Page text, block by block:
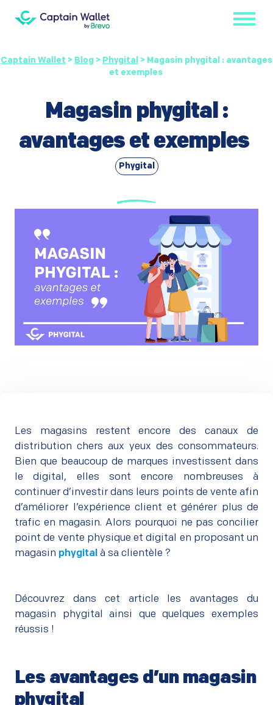
Captain Wallet > Blog > Phygital > Magasin phygital : avantages
et exemples
Magasin phygital :
avantages et exemples
Phygital
Les magasins restent encore des canaux de
distribution chers aux yeux des consommateurs.
Bien que beaucoup de marques investissent dans
le digital, elles sont encore nombreuses à
continuer d’investir dans leurs points de vente afin
d’améliorer l’expérience client et générer plus de
trafic en magasin. Alors pourquoi ne pas concilier
point de vente physique et digital en proposant un
magasin phygital à sa clientèle ?
Découvrez dans cet article les avantages du
magasin phygital ainsi que quelques exemples
réussis !
Les avantages d’un magasin
phygital